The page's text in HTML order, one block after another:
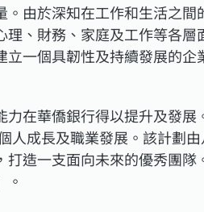
由於深知在工作和生活之間
、財務、家庭及工作等各層
一個具韌性及持續發展的企
在華僑銀行得以提升及發展
人成長及職業發展。該計劃
造一支面向未來的優秀團隊